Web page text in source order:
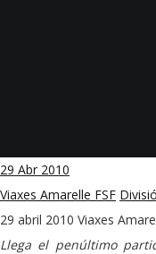
29 Abr 2010
Viaxes Amarelle FSF
29 abril 2010 Viaxes
Llega el penúltimo